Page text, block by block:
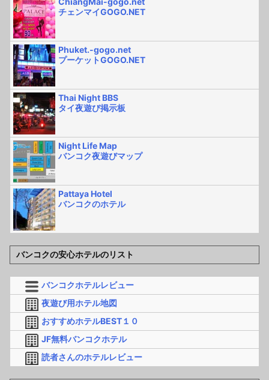
チェンマイGOGO.NET
Phuket.-gogo.net
プーケットGOGO.NET
Thai Night BBS
タイ夜遊び掲示板
Night Life Map
バンコク夜遊びマップ
Pattaya Hotel
バンコクのホテル
バンコクの安心ホテルのリスト
バンコクホテルレビュー
夜遊び用ホテル地図
おすすめホテルBEST１０
JF無料バンコクホテル
読者さんのホテルレビュー